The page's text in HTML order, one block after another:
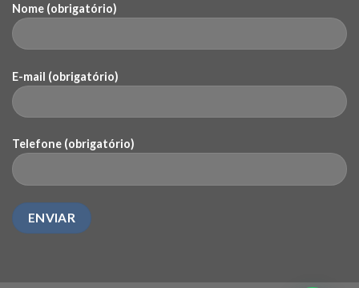
Nome (obrigatório)
E-mail (obrigatório)
Telefone (obrigatório)